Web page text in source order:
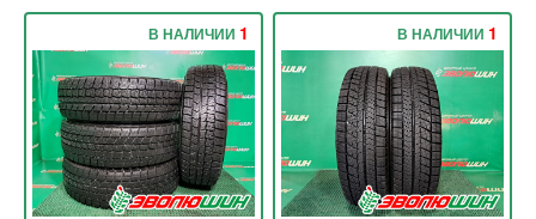
В НАЛИЧИИ 1 В НАЛИЧИИ 1